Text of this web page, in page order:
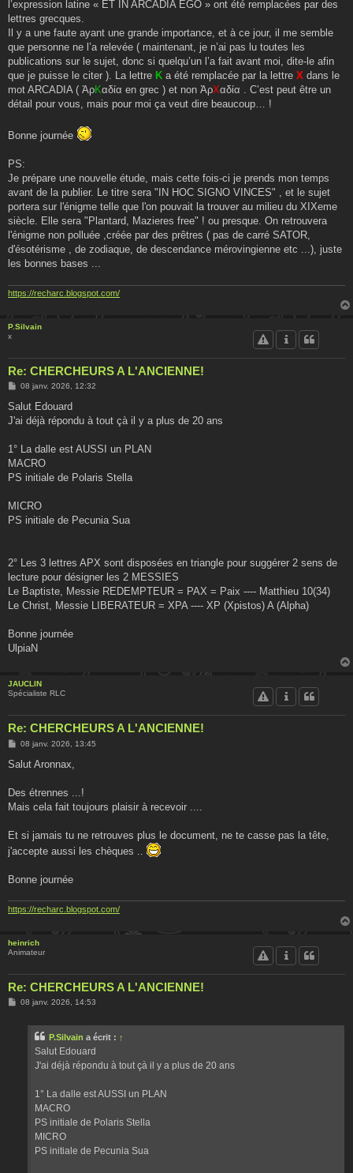
l’expression latine « ET IN ARCADIA EGO » ont été remplacées par des
lettres grecques.
Il y a une faute ayant une grande importance, et à ce jour, il me semble
que personne ne l’a relevée ( maintenant, je n’ai pas lu toutes les
publications sur le sujet, donc si quelqu’un l’a fait avant moi, dite-le afin
que je puisse le citer ). La lettre K a été remplacée par la lettre X dans le
mot ARCADIA ( ἈρKαδία en grec ) et non ἈρXαδία . C’est peut être un
détail pour vous, mais pour moi ça veut dire beaucoup… !
Bonne journée
PS:
Je prépare une nouvelle étude, mais cette fois-ci je prends mon temps
avant de la publier. Le titre sera "IN HOC SIGNO VINCES" , et le sujet
portera sur l'énigme telle que l'on pouvait la trouver au milieu du XIXeme
siècle. Elle sera "Plantard, Mazieres free" ! ou presque. On retrouvera
l'énigme non polluée ,créée par des prêtres ( pas de carré SATOR,
d'ésotérisme , de zodiaque, de descendance mérovingienne etc ...), juste
les bonnes bases ...
https://recharc.blogspot.com/
P.Silvain
x
Re: CHERCHEURS A L'ANCIENNE!
M
s
a
08 janv. 2026, 12:32
Salut Edouard
J'ai déjà répondu à tout çà il y a plus de 20 ans
1° La dalle est AUSSI un PLAN
MACRO
PS initiale de Polaris Stella
MICRO
PS initiale de Pecunia Sua
2° Les 3 lettres APX sont disposées en triangle pour suggérer 2 sens de
lecture pour désigner les 2 MESSIES
Le Baptiste, Messie REDEMPTEUR = PAX = Paix ---- Matthieu 10(34)
Le Christ, Messie LIBERATEUR = XPA ---- XP (Xpistos) A (Alpha)
Bonne journée
UlpiaN
JAUCLIN
Spécialiste RLC
Re: CHERCHEURS A L'ANCIENNE!
M
s
g
08 janv. 2026, 13:45
Salut Aronnax,
Des étrennes ...!
Mais cela fait toujours plaisir à recevoir ....
Et si jamais tu ne retrouves plus le document, ne te casse pas la tête,
j'accepte aussi les chèques ..
Bonne journée
https://recharc.blogspot.com/
heinrich
Animateur
Re: CHERCHEURS A L'ANCIENNE!
M08 janv. 2026, 14:53
P.Silvain a écrit : ↑
Salut Edouard
J'ai déjà répondu à tout çà il y a plus de 20 ans
1° La dalle est AUSSI un PLAN
MACRO
PS initiale de Polaris Stella
MICRO
PS initiale de Pecunia Sua